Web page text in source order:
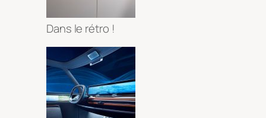
Dans le rétro !